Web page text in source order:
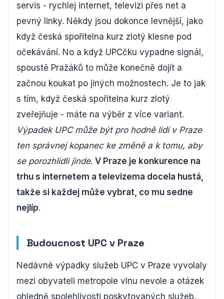
servis - rychlej internet, televizi přes net a
pevný linky. Někdy jsou dokonce levnější, jako
když česká spořitelna kurz zlotý klesne pod
očekávání. No a když UPCčku vypadne signál,
spoustě Pražáků to může konečně dojít a
začnou koukat po jiných možnostech. Je to jak
s tím, když česká spořitelna kurz zlotý
zveřejňuje - máte na výběr z více variant.
Výpadek UPC může být pro hodně lidí v Praze
ten správnej kopanec ke změně a k tomu, aby
se porozhlídli jinde. V Praze je konkurence na
trhu s internetem a televizema docela hustá,
takže si každej může vybrat, co mu sedne
nejlíp.
Budoucnost UPC v Praze
Nedávné výpadky služeb UPC v Praze vyvolaly
mezi obyvateli metropole vlnu nevole a otázek
ohledně spolehlivosti poskytovaných služeb.